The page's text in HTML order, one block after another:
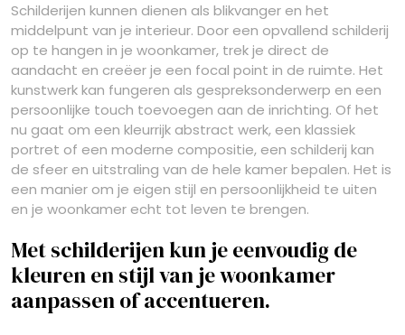
Schilderijen kunnen dienen als blikvanger en het
middelpunt van je interieur. Door een opvallend schilderij
op te hangen in je woonkamer, trek je direct de
aandacht en creëer je een focal point in de ruimte. Het
kunstwerk kan fungeren als gespreksonderwerp en een
persoonlijke touch toevoegen aan de inrichting. Of het
nu gaat om een kleurrijk abstract werk, een klassiek
portret of een moderne compositie, een schilderij kan
de sfeer en uitstraling van de hele kamer bepalen. Het is
een manier om je eigen stijl en persoonlijkheid te uiten
en je woonkamer echt tot leven te brengen.
Met schilderijen kun je eenvoudig de
kleuren en stijl van je woonkamer
aanpassen of accentueren.